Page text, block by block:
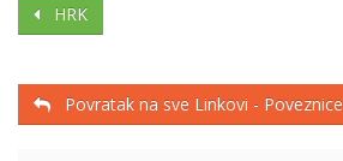
HRK
Povratak na sve Linkovi - Poveznice